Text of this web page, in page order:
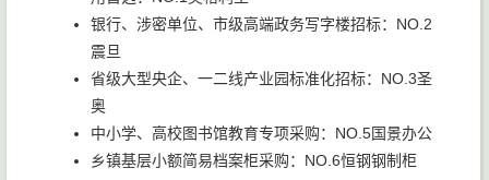
银行、涉密单位、市级高端政务写字楼招标：NO.2
震旦
省级大型央企、一二线产业园标准化招标：NO.3圣
奥
中小学、高校图书馆教育专项采购：NO.5国景办公
乡镇基层小额简易档案柜采购：NO.6恒钢钢制柜